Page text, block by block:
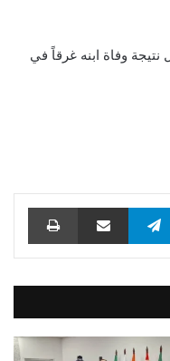
التمثيل نتيجة وفاة ابنه غرقاً في
تيلقرام مشاركة عبر البريد طباعة